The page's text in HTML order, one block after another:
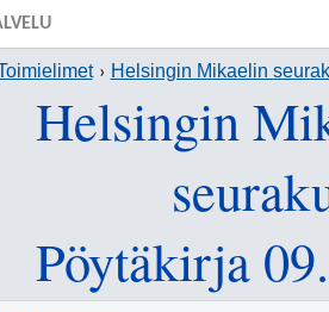
Helsingin Mikaelin
Helsingin
Pöytäkirja